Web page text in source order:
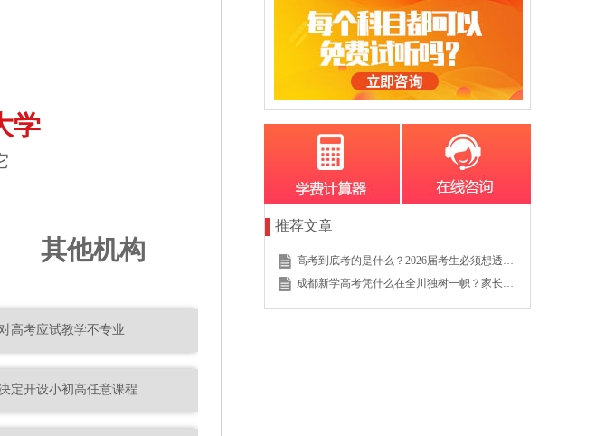
学
其他机构
高考应试教学不专业
定开设小初高任意课程
推荐文章
高考到底考的是什么？2026届考生必须想透的这个底层逻辑
成都新学高考凭什么在全川独树一帜？家长的真实选择说明一切